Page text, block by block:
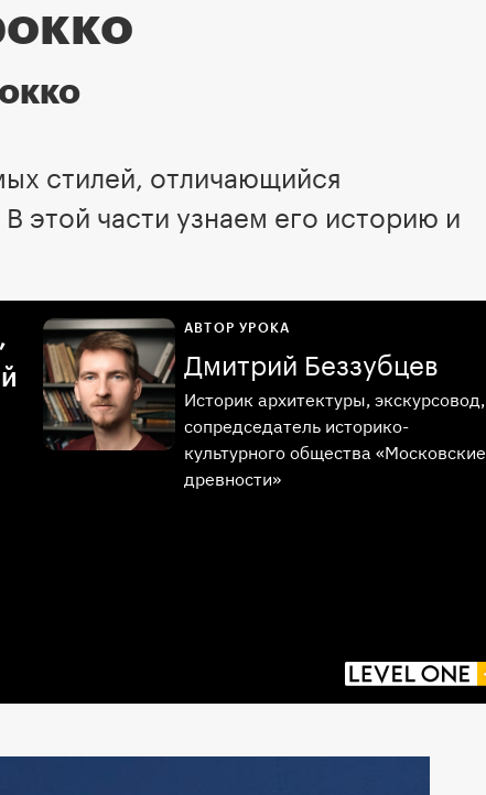
стилей, отличающийся
этой части узнаем его историю и
АВТОР УРОКА
Дмитрий Беззубцев
Историк архитектуры, экскурсовод,
сопредседатель историко-
культурного общества «Московские
древности»